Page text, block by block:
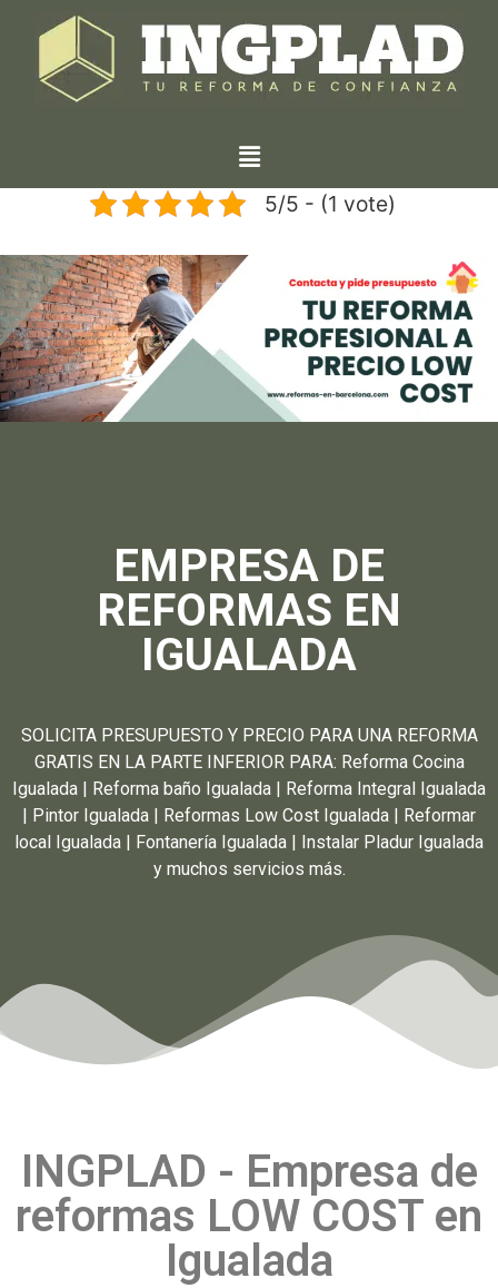
5/5 - (1 vote)
EMPRESA DE
REFORMAS EN
IGUALADA
SOLICITA PRESUPUESTO Y PRECIO PARA UNA REFORMA
GRATIS EN LA PARTE INFERIOR PARA: Reforma Cocina
Igualada | Reforma baño Igualada | Reforma Integral Igualada
| Pintor Igualada | Reformas Low Cost Igualada | Reformar
local Igualada | Fontanería Igualada | Instalar Pladur Igualada
y muchos servicios más.
INGPLAD - Empresa de
reformas LOW COST en
Igualada